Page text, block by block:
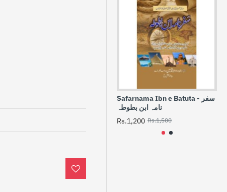
Safarnama Ibn e Batuta - سفر
نامہ ابن بطوطہ
Rs.1,200 Rs.1,500